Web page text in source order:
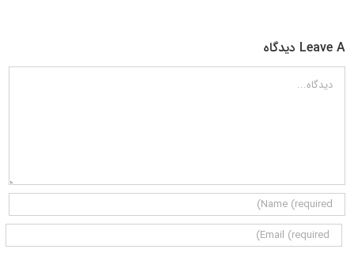
Leave A دیدگاه
دیدگاه